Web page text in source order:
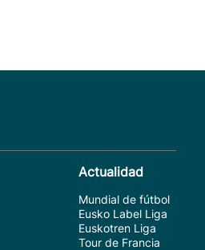
Actualidad
Mundial de fútbol
Eusko Label Liga
Euskotren Liga
Tour de Francia